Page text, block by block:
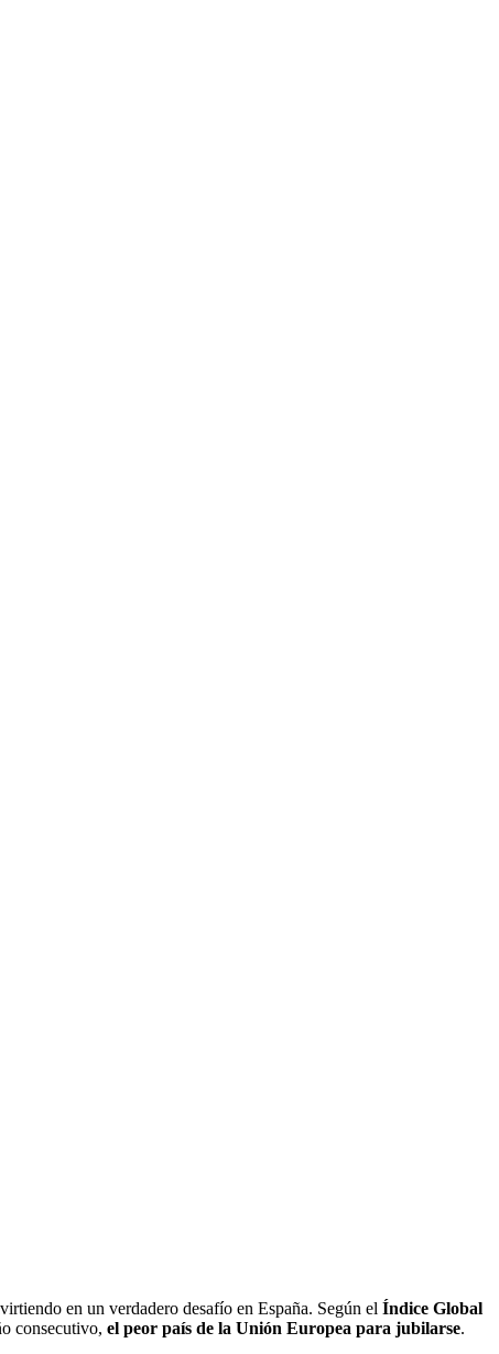
en un verdadero desafío en España. Según el Índice Global
consecutivo, el peor país de la Unión Europea para jubilarse.